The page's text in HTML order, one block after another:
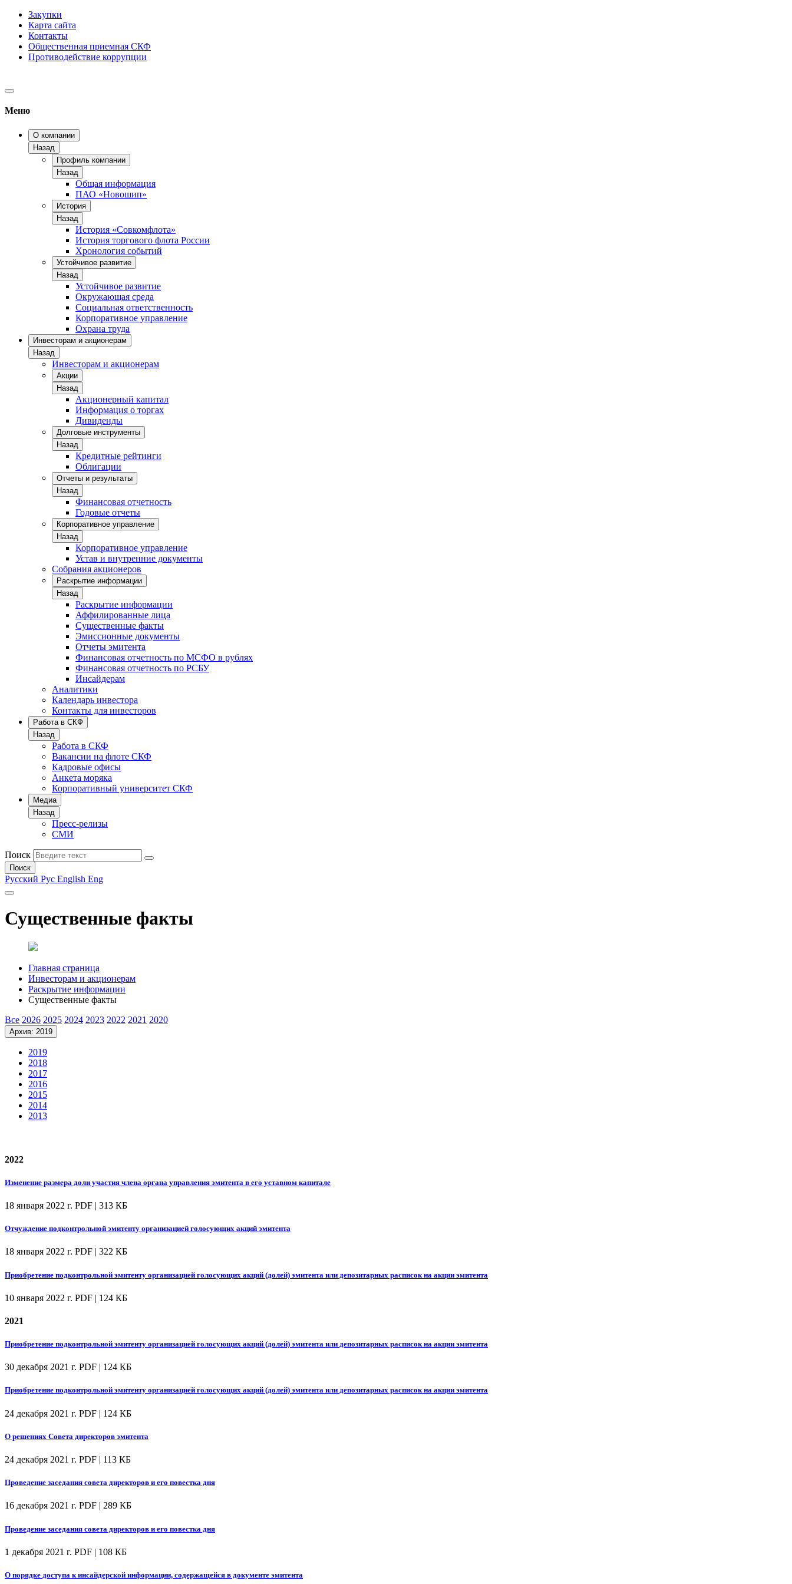
Закупки
Карта сайта
Контакты
Общественная приемная СКФ
Противодействие коррупции
Меню
О компании
Назад
Профиль компании
Назад
Общая информация
ПАО «Новошип»
История
Назад
История «Совкомфлота»
История торгового флота России
Хронология событий
Устойчивое развитие
Назад
Устойчивое развитие
Окружающая среда
Социальная ответственность
Корпоративное управление
Охрана труда
Инвесторам и акционерам
Назад
Инвесторам и акционерам
Акции
Назад
Акционерный капитал
Информация о торгах
Дивиденды
Долговые инструменты
Назад
Кредитные рейтинги
Облигации
Отчеты и результаты
Назад
Финансовая отчетность
Годовые отчеты
Корпоративное управление
Назад
Корпоративное управление
Устав и внутренние документы
Собрания акционеров
Раскрытие информации
Назад
Раскрытие информации
Аффилированные лица
Существенные факты
Эмиссионные документы
Отчеты эмитента
Финансовая отчетность по МСФО в рублях
Финансовая отчетность по РСБУ
Инсайдерам
Аналитики
Календарь инвестора
Контакты для инвесторов
Работа в СКФ
Назад
Работа в СКФ
Вакансии на флоте СКФ
Кадровые офисы
Анкета моряка
Корпоративный университет СКФ
Медиа
Назад
Пресс-релизы
СМИ
Поиск
Поиск
Русский Рус English Eng
Существенные факты
Главная страница
Инвесторам и акционерам
Раскрытие информации
Существенные факты
Все 2026 2025 2024 2023 2022 2021 2020
Архив: 2019
2019
2018
2017
2016
2015
2014
2013
2022
Изменение размера доли участия члена органа управления эмитента в его уставном капитале
18 января 2022 г. PDF | 313 КБ
Отчуждение подконтрольной эмитенту организацией голосующих акций эмитента
18 января 2022 г. PDF | 322 КБ
Приобретение подконтрольной эмитенту организацией голосующих акций (долей) эмитента или депозитарных расписок на акции эмитента
10 января 2022 г. PDF | 124 КБ
2021
Приобретение подконтрольной эмитенту организацией голосующих акций (долей) эмитента или депозитарных расписок на акции эмитента
30 декабря 2021 г. PDF | 124 КБ
Приобретение подконтрольной эмитенту организацией голосующих акций (долей) эмитента или депозитарных расписок на акции эмитента
24 декабря 2021 г. PDF | 124 КБ
О решениях Совета директоров эмитента
24 декабря 2021 г. PDF | 113 КБ
Проведение заседания совета директоров и его повестка дня
16 декабря 2021 г. PDF | 289 КБ
Проведение заседания совета директоров и его повестка дня
1 декабря 2021 г. PDF | 108 КБ
О порядке доступа к инсайдерской информации, содержащейся в документе эмитента